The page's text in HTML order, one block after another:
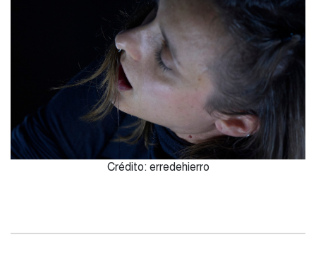
Crédito: erredehierro